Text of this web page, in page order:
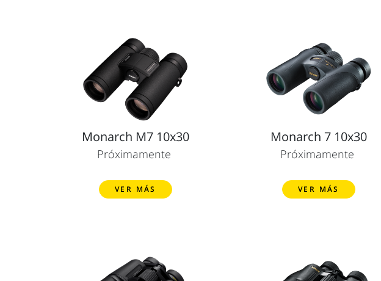
Monarch M7 10x30
Próximamente
VER MÁS
Monarch 7 10x30
Próximamente
VER MÁS